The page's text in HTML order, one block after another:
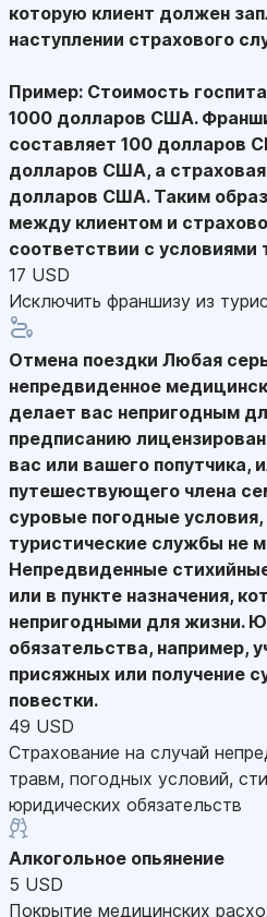
которую клиент должен
наступлении страхового
Пример: Стоимость
1000 долларов США.
составляет 100 долларов
долларов США, а
долларов США. Таким
между клиентом и
соответствии с условиями
17 USD
Исключить франшизу из
Отмена поездки Любая
непредвиденное
делает вас непригодным
предписанию
вас или вашего попутчика,
путешествующего члена
суровые погодные
туристические службы не
Непредвиденные
или в пункте назначения,
непригодными для жизни.
обязательства, например,
присяжных или получение
повестки.
49 USD
Страхование на случай
травм, погодных условий,
юридических обязательств
Алкогольное опьянение
5 USD
Покрытие медицинских